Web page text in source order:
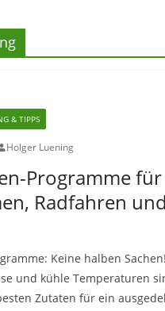
& TIPPS
Holger Luening
Programme für
Radfahren und
Keine halben Sachen!
und kühle Temperaturen
Zutaten für ein